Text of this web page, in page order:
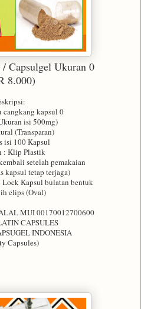
Capsulgel Ukuran 0
8.000)
cangkang kapsul 0
isi 500mg)
(Transparan)
isi 100 Kapsul
: Klip Plastik
setelah pemakaian
kapsul tetap terjaga)
Kapsul bulatan bentuk
elips (Oval)
MUI 00170012700600
CAPSULES
INDONESIA
Capsules)